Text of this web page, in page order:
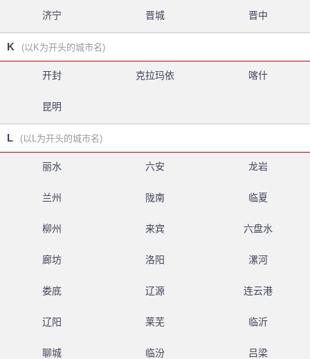
济宁 晋城 晋中
K (以K为开头的城市名)
开封 克拉玛依 喀什
昆明
L (以L为开头的城市名)
丽水 六安 龙岩
兰州 陇南 临夏
柳州 来宾 六盘水
廊坊 洛阳 漯河
娄底 辽源 连云港
辽阳 莱芜 临沂
聊城 临汾 吕梁